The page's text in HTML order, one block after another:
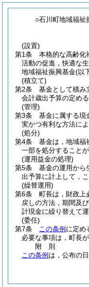
○石川町地域福祉
(設置)
第1条
本格的な高齢化
活動の促進，快適な
地域福祉振興基金(以
(積立て)
第2条
基金として積み
会計歳出予算の定める
(管理)
第3条
基金に属する現
実かつ有利な方法に
(処分)
第4条
基金は，地域福
一部を処分することが
(運用益金の処理)
第5条
基金の運用から
出予算に計上して，
(繰替運用)
第6条
町長は，財政上
戻しの方法，期間及
計現金に繰り替えて
(委任)
第7条
この条例 に定め
必要な事項は，町長が
附 則
この条例 は，公布の